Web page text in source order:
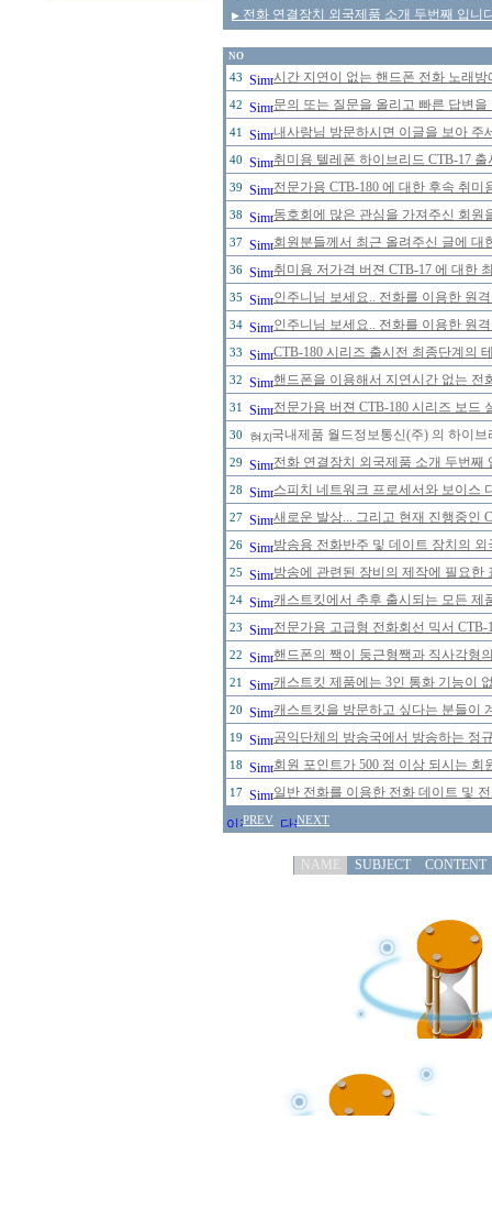
▶ 전화 연결장치 외국제품 소개 두번째 입니
NO
43 시간 지연이 없는 핸드폰 전화 노래
42 문의 또는 질문을 올리고 빠른 답변
41 내사랑님 방문하시면 이글을 보아 주
40 취미용 텔레폰 하이브리드 CTB-17
39 전문가용 CTB-180 에 대한 후속 취
38 동호회에 많은 관심을 가져주신 회
37 회원분들께서 최근 올려주신 글에
36 취미용 저가격 버젼 CTB-17 에 대한
35 인주니님 보세요.. 전화를 이용한 원
34 인주니님 보세요.. 전화를 이용한 원
33 CTB-180 시리즈 출시전 최종단계의
32 핸드폰을 이용해서 지연시간 없는
31 전문가용 버젼 CTB-180 시리즈 보드
30 국내제품 월드정보통신(주) 의 하이
29 전화 연결장치 외국제품 소개 두번째
28 스피치 네트워크 프로세서와 보이스
27 새로운 발상... 그리고 현재 진행중인
26 방송용 전화반주 및 데이트 장치의
25 방송에 관련된 장비의 제작에 필요
24 캐스트킷에서 추후 출시되는 모든
23 전문가용 고급형 전화회선 믹서
22 핸드폰의 짹이 둥근형짹과 직사각형
21 캐스트킷 제품에는 3인 통화 기능이
20 캐스트킷을 방문하고 싶다는 분들이
19 공익단체의 방송국에서 방송하는 정
18 회원 포인트가 500 점 이상 되시는 회
17 일반 전화를 이용한 전화 데이트 및
PREV NEXT